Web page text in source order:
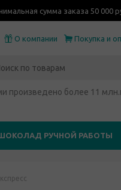
сумма заказа 50 000
О компании Покупка и
произведено более 11
РУЧНОЙ РАБОТЫ